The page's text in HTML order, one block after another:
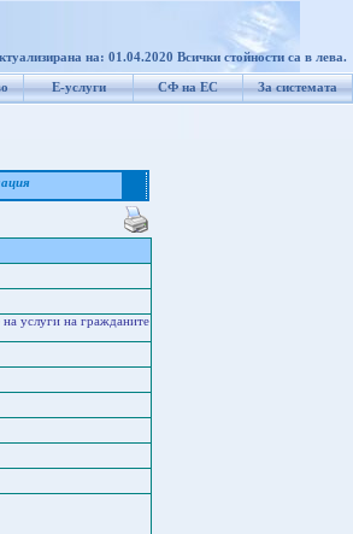
на: 01.04.2020 Всички стойности са в лева.
Е-услуги СФ на ЕС За системата
услуги на гражданите